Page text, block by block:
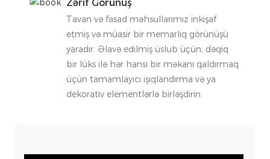
Zərif Görünüş
Tavan və fasad məhsullarımız inkişaf
etmiş və müasir bir memarlıq görünüşü
yaradır. Əlavə edilmiş üslub üçün, dəqiq
bir lüks ilə hər hansı bir məkanı qaldırmaq
üçün tamamlayıcı işıqlandırma və ya
dekorativ elementlərlə birləşdirin.